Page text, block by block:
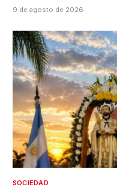
9 de agosto de 2026
SOCIEDAD